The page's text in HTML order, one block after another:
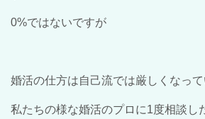
0%ではないですが
婚活の仕方は自己流では厳しくなっ
私たちの様な婚活のプロに1度相談し